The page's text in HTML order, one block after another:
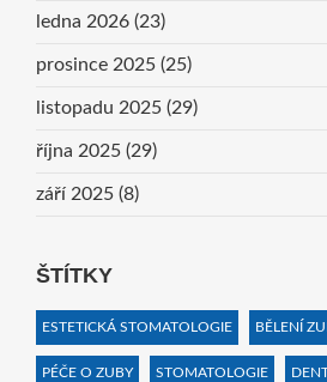
ledna 2026 (23)
prosince 2025 (25)
listopadu 2025 (29)
října 2025 (29)
září 2025 (8)
ŠTÍTKY
ESTETICKÁ STOMATOLOGIE BĚLENÍ
PÉČE O ZUBY STOMATOLOGIE